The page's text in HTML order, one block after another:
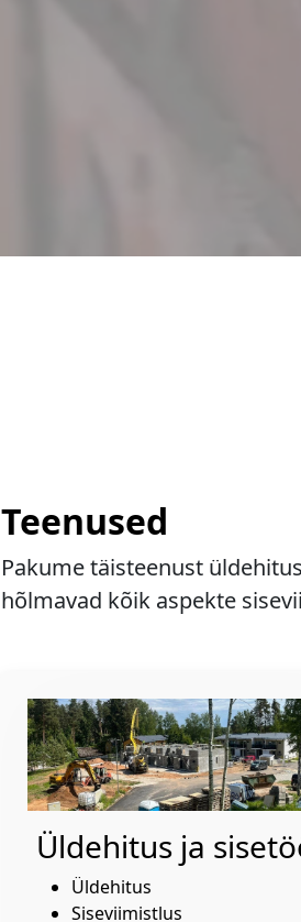
Teenused
Pakume täisteenust
hõlmavad kõik aspekte
Üldehitus ja
Üldehitus
Siseviimistlus